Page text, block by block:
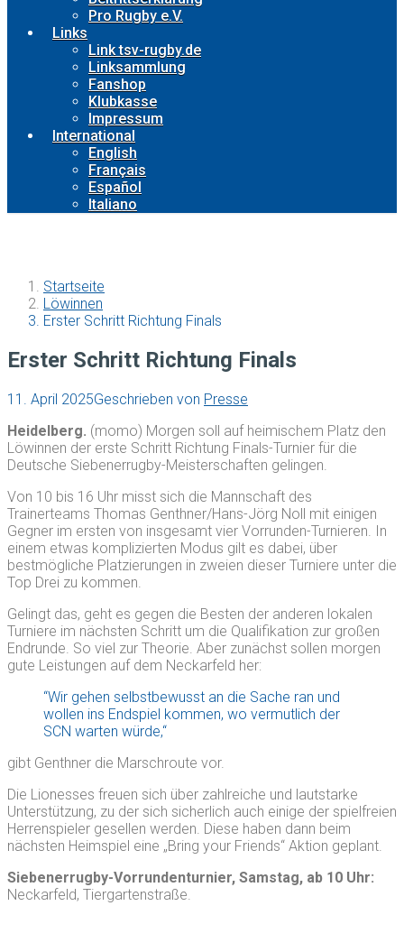
Pro Rugby e.V.
Links
Link tsv-rugby.de
Linksammlung
Fanshop
Klubkasse
Impressum
International
English
Français
Español
Italiano
Startseite
Löwinnen
Erster Schritt Richtung Finals
Erster Schritt Richtung Finals
11. April 2025Geschrieben von Presse
Heidelberg. (momo) Morgen soll auf heimischem Platz den
Löwinnen der erste Schritt Richtung Finals-Turnier für die
Deutsche Siebenerrugby-Meisterschaften gelingen.
Von 10 bis 16 Uhr misst sich die Mannschaft des
Trainerteams Thomas Genthner/Hans-Jörg Noll mit einigen
Gegner im ersten von insgesamt vier Vorrunden-Turnieren. In
einem etwas komplizierten Modus gilt es dabei, über
bestmögliche Platzierungen in zweien dieser Turniere unter die
Top Drei zu kommen.
Gelingt das, geht es gegen die Besten der anderen lokalen
Turniere im nächsten Schritt um die Qualifikation zur großen
Endrunde. So viel zur Theorie. Aber zunächst sollen morgen
gute Leistungen auf dem Neckarfeld her:
“Wir gehen selbstbewusst an die Sache ran und
wollen ins Endspiel kommen, wo vermutlich der
SCN warten würde,“
gibt Genthner die Marschroute vor.
Die Lionesses freuen sich über zahlreiche und lautstarke
Unterstützung, zu der sich sicherlich auch einige der spielfreien
Herrenspieler gesellen werden. Diese haben dann beim
nächsten Heimspiel eine „Bring your Friends“ Aktion geplant.
Siebenerrugby-Vorrundenturnier, Samstag, ab 10 Uhr:
Neckarfeld, Tiergartenstraße.